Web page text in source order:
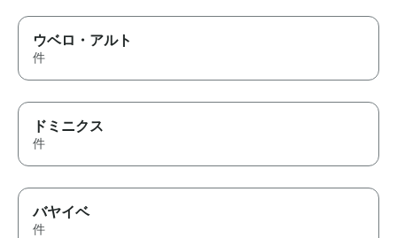
ウベロ・アルト
件
ドミニクス
件
バヤイベ
件